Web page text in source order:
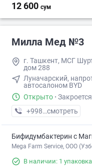
12 600 сум
Милла Мед №3
г. Ташкент, МСГ
дом 288
Луначарский,
автосалоном BYD
Открыто ·
+998 (95) XXX-XX-XX
смотреть
Бифидумбактерин с
Mega Farm Service, ООО
В наличии: 1 упаковка